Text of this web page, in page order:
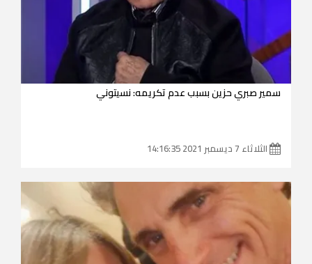
سمير صبري حزين بسبب عدم تكريمه: نسيتوني
الثلاثاء 7 ديسمبر 2021 14:16:35